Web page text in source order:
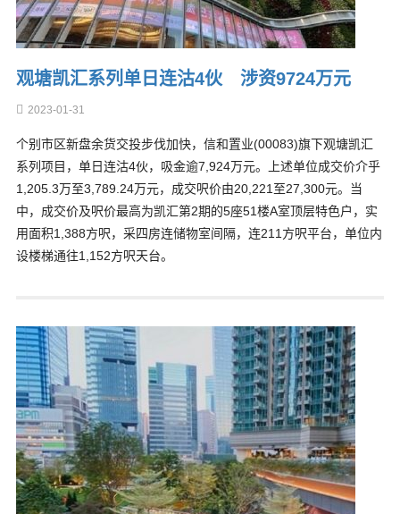
观塘凯汇系列单日连沽4伙 涉资9724万元
2023-01-31
个别市区新盘余货交投步伐加快，信和置业(00083)旗下观塘凯汇
系列项目，单日连沽4伙，吸金逾7,924万元。上述单位成交价介乎
1,205.3万至3,789.24万元，成交呎价由20,221至27,300元。当
中，成交价及呎价最高为凯汇第2期的5座51楼A室顶层特色户，实
用面积1,388方呎，采四房连储物室间隔，连211方呎平台，单位内
设楼梯通往1,152方呎天台。